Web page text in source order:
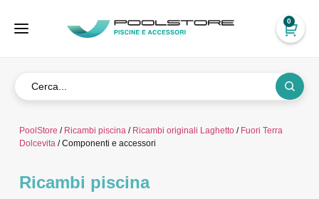
0
PoolStore / Ricambi piscina/ Ricambi originali Laghetto/ Fuori Terra
Dolcevita/ Componenti e accessori
Ricambi piscina